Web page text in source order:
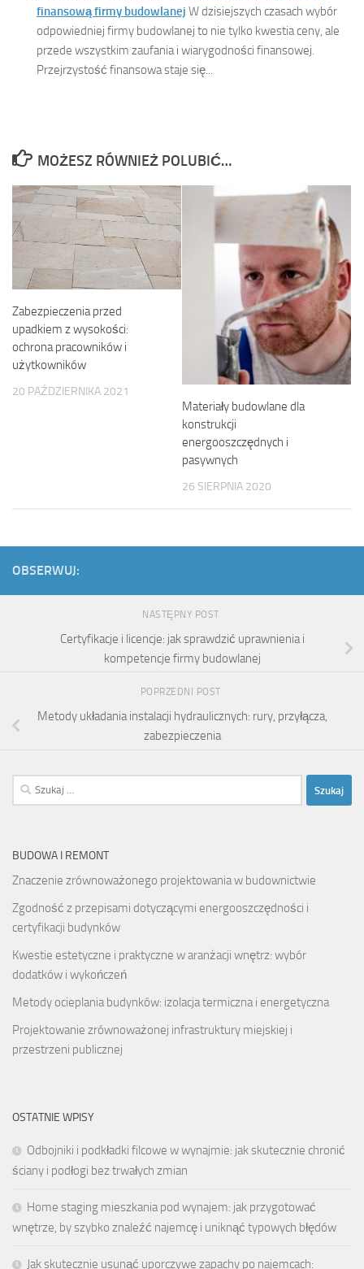
finansową firmy budowlanej W dzisiejszych czasach wybór
odpowiedniej firmy budowlanej to nie tylko kwestia ceny, ale
przede wszystkim zaufania i wiarygodności finansowej.
Przejrzystość finansowa staje się...
MOŻESZ RÓWNIEŻ POLUBIĆ…
Zabezpieczenia przed
upadkiem z wysokości:
ochrona pracowników i
użytkowników
20 PAŹDZIERNIKA 2021
Materiały budowlane dla
konstrukcji
energooszczędnych i
pasywnych
26 SIERPNIA 2020
OBSERWUJ:
NASTĘPNY POST
Certyfikacje i licencje: jak sprawdzić uprawnienia i
kompetencje firmy budowlanej
POPRZEDNI POST
Metody układania instalacji hydraulicznych: rury, przyłącza,
zabezpieczenia
Szukaj:
BUDOWA I REMONT
Znaczenie zrównoważonego projektowania w budownictwie
Zgodność z przepisami dotyczącymi energooszczędności i
certyfikacji budynków
Kwestie estetyczne i praktyczne w aranżacji wnętrz: wybór
dodatków i wykończeń
Metody ocieplania budynków: izolacja termiczna i energetyczna
Projektowanie zrównoważonej infrastruktury miejskiej i
przestrzeni publicznej
OSTATNIE WPISY
Odbojniki i podkładki filcowe w wynajmie: jak skutecznie chronić
ściany i podłogi bez trwałych zmian
Home staging mieszkania pod wynajem: jak przygotować
wnętrze, by szybko znaleźć najemcę i uniknąć typowych błędów
Jak skutecznie usunąć uporczywe zapachy po najemcach: